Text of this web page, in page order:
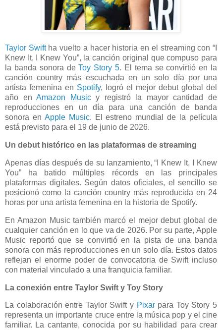
Taylor Swiftha vuelto a hacer historia en el streaming con “I
Knew It, I Knew You”, la canción original que compuso para
la banda sonora deToy Story 5. El tema se convirtió en la
canción country más escuchada en un solo día por una
artista femenina en Spotify, logró el mejor debut global del
año enAmazon Musicy registró la mayor cantidad de
reproducciones en un día para una canción de banda
sonora en Apple Music. El estreno mundial de la película
está previsto para el 19 de junio de 2026.
Un debut histórico en las plataformas de streaming
Apenas días después de su lanzamiento, “I Knew It, I Knew
You” ha batido múltiples récords en las principales
plataformas digitales. Según datos oficiales, el sencillo se
posicionó como la canción country más reproducida en 24
horas por una artista femenina en la historia de Spotify.
En Amazon Music también marcó el mejor debut global de
cualquier canción en lo que va de 2026. Por su parte, Apple
Music reportó que se convirtió en la pista de una banda
sonora con más reproducciones en un solo día. Estos datos
reflejan el enorme poder de convocatoria de Swift incluso
con material vinculado a una franquicia familiar.
La conexión entre Taylor Swift y Toy Story
La colaboración entre Taylor Swift y Pixarpara Toy Story 5
representa un importante cruce entre la música pop y el cine
familiar. La cantante, conocida por su habilidad para crear